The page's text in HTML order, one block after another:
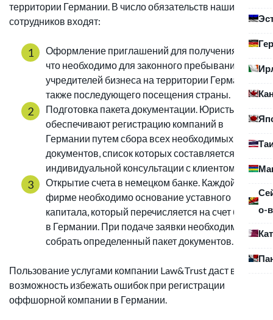
о-
территории Германии. В число обязательств наших
сотрудников входят:
Оформление приглашений для получения виз,
что необходимо для законного пребывания
учредителей бизнеса на территории Германии, а
также последующего посещения страны.
Подготовка пакета документации. Юристы
обеспечивают регистрацию компаний в
Германии путем сбора всех необходимых
документов, список которых составляется на
индивидуальной консультации с клиентом.
Открытие счета в немецком банке. Каждой
фирме необходимо основание уставного
капитала, который перечисляется на счет банка
в Германии. При подаче заявки необходимо
собрать определенный пакет документов.
Пользование услугами компании Law&Trust даст вам
возможность избежать ошибок при регистрации
оффшорной компании в Германии.